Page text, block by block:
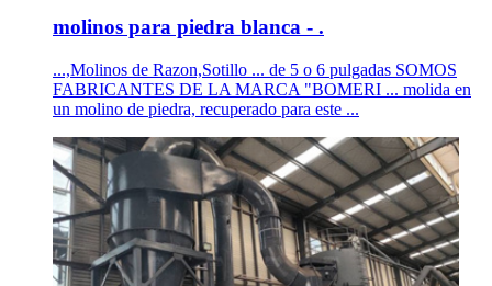
molinos para piedra blanca - .
...,Molinos de Razon,Sotillo ... de 5 o 6 pulgadas SOMOS
FABRICANTES DE LA MARCA "BOMERI ... molida en
un molino de piedra, recuperado para este ...